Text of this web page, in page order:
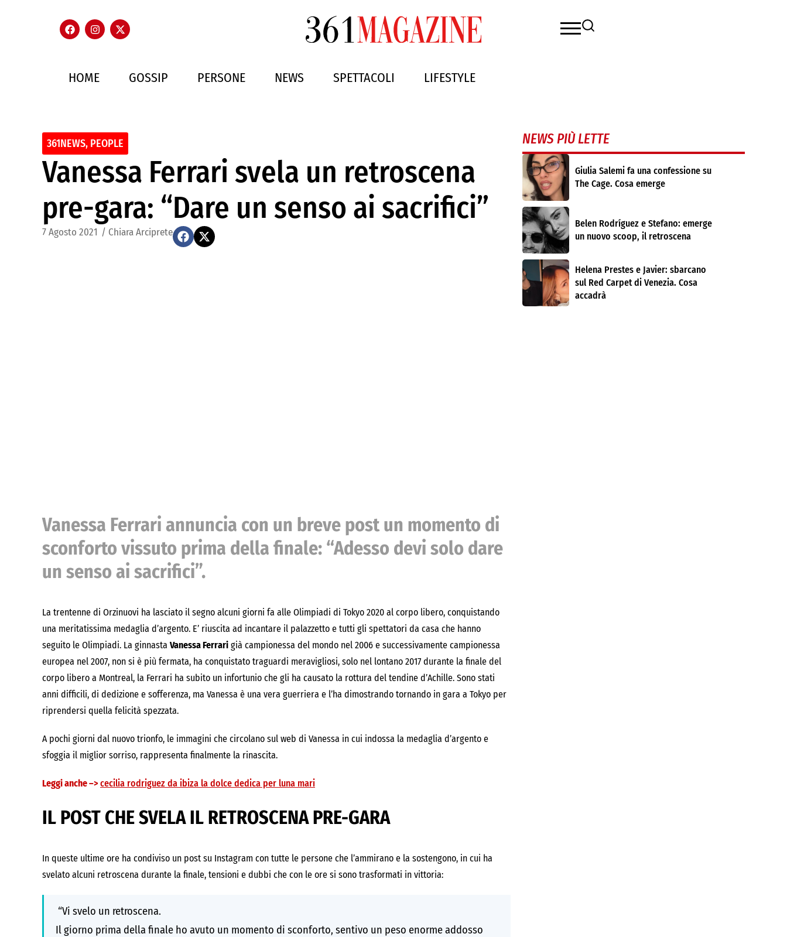
HOME GOSSIP PERSONE NEWS SPETTACOLI LIFESTYLE
361NEWS, PEOPLE
Vanessa Ferrari svela un retroscena
pre-gara: “Dare un senso ai sacrifici”
7 Agosto 2021 / Chiara Arciprete
Vanessa Ferrari annuncia con un breve post un momento di
sconforto vissuto prima della finale: “Adesso devi solo dare
un senso ai sacrifici”.
La trentenne di Orzinuovi ha lasciato il segno alcuni giorni fa alle Olimpiadi di Tokyo 2020 al corpo libero, conquistando
una meritatissima medaglia d’argento. E’ riuscita ad incantare il palazzetto e tutti gli spettatori da casa che hanno
seguito le Olimpiadi. La ginnasta Vanessa Ferrari già campionessa del mondo nel 2006 e successivamente campionessa
europea nel 2007, non si è più fermata, ha conquistato traguardi meravigliosi, solo nel lontano 2017 durante la finale del
corpo libero a Montreal, la Ferrari ha subito un infortunio che gli ha causato la rottura del tendine d’Achille. Sono stati
anni difficili, di dedizione e sofferenza, ma Vanessa è una vera guerriera e l’ha dimostrando tornando in gara a Tokyo per
riprendersi quella felicità spezzata.
A pochi giorni dal nuovo trionfo, le immagini che circolano sul web di Vanessa in cui indossa la medaglia d’argento e
sfoggia il miglior sorriso, rappresenta finalmente la rinascita.
Leggi anche –>cecilia rodriguez da ibiza la dolce dedica per luna mari
IL POST CHE SVELA IL RETROSCENA PRE-GARA
In queste ultime ore ha condiviso un post su Instagram con tutte le persone che l’ammirano e la sostengono, in cui ha
svelato alcuni retroscena durante la finale, tensioni e dubbi che con le ore si sono trasformati in vittoria:
“Vi svelo un retroscena.
Il giorno prima della finale ho avuto un momento di sconforto, sentivo un peso enorme addosso
NEWS PIÙ LETTE
Giulia Salemi fa una confessione su
The Cage. Cosa emerge
Belen Rodríguez e Stefano: emerge
un nuovo scoop, il retroscena
Helena Prestes e Javier: sbarcano
sul Red Carpet di Venezia. Cosa
accadrà